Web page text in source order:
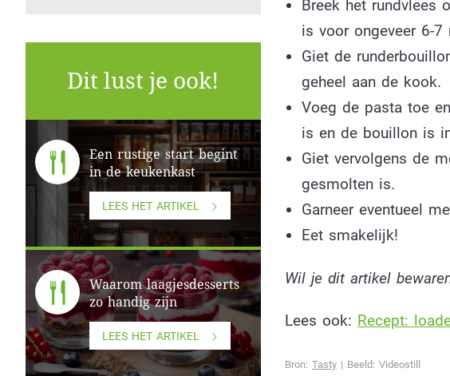
Dit lust je ook!
Een rustige start begint
in de keukenkast
LEES HET ARTIKEL
Waarom laagjesdesserts
zo handig zijn
LEES HET ARTIKEL
Breek het rundvlees
is voor ongeveer 6-7
Giet de
geheel aan de kook.
Voeg de pasta toe
is en de bouillon is
Giet vervolgens de
gesmolten is.
Garneer eventueel
Eet smakelijk!
Wil je dit artikel
Lees ook: Recept:
Bron: Tasty| Beeld: Videostill